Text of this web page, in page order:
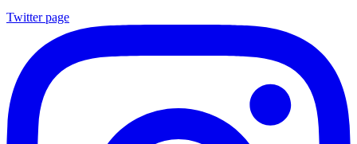
Twitter page